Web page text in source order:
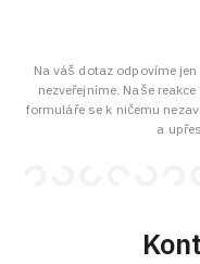
Na váš dotaz odpovíme
nezveřejníme. Naše
formuláře se k ničemu
a